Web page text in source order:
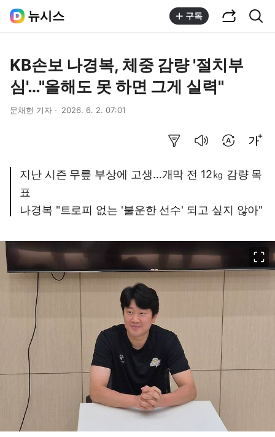
뉴시스 구독
KB손보 나경복, 체중 감량 '절치부
심'…"올해도 못 하면 그게 실력"
문채현 기자 2026. 6. 2. 07:01
지난 시즌 무릎 부상에 고생…개막 전 12㎏ 감량 목
표
나경복 "트로피 없는 '불운한 선수' 되고 싶지 않아"